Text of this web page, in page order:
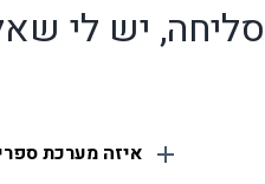
סליחה, יש לי
איזה מערכת